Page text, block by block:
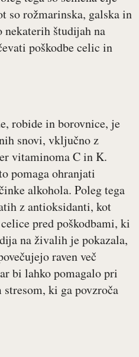
so rožmarinska, galska in
študijah na
poškodbe celic in
robide in borovnice, je
snovi, vključno z
vitaminoma C in K.
pomaga ohranjati
alkohola. Poleg tega
z antioksidanti, kot
pred poškodbami, ki
na živalih je pokazala,
raven več
bi lahko pomagalo pri
ki ga povzroča